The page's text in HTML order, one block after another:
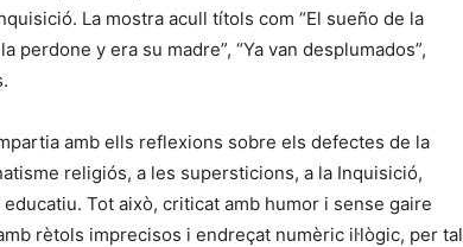
La mostra acull títols com “El sueño de la
perdone y era su madre”, “Ya van desplumados”,
amb ells reflexions sobre els defectes de la
religiós, a les supersticions, a la Inquisició,
Tot això, criticat amb humor i sense gaire
rètols imprecisos i endreçat numèric il·lògic, per tal